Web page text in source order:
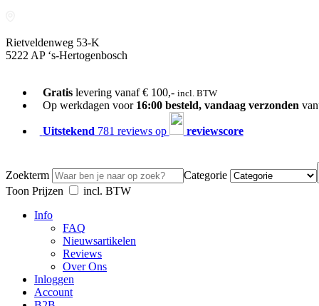
Rietveldenweg 53-K
5222 AP ‘s-Hertogenbosch
Gratislevering vanaf € 100,- incl. BTW
Op werkdagen voor 16:00 besteld, vandaag verzonden
Uitstekend 781 reviews op reviewscore
Zoekterm
Categorie
Toon Prijzen
incl. BTW
Info
FAQ
Nieuwsartikelen
Reviews
Over Ons
Inloggen
Account